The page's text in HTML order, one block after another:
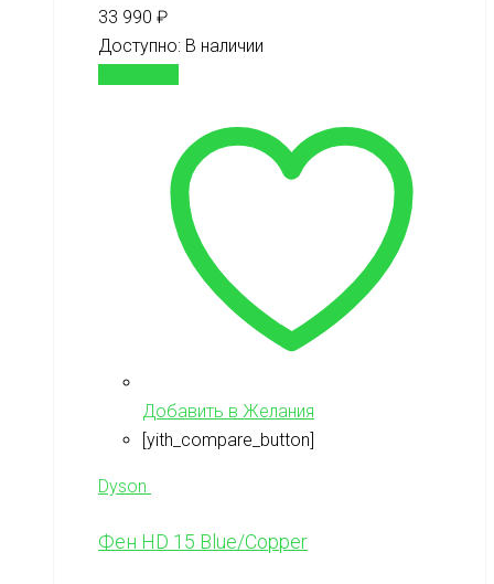
33 990 ₽
Доступно: В наличии
Добавить в Желания
[yith_compare_button]
Dyson
Фен HD 15 Blue/Copper